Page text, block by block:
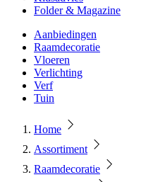
Folder & Magazine
Aanbiedingen
Raamdecoratie
Vloeren
Verlichting
Verf
Tuin
Home
Assortiment
Raamdecoratie